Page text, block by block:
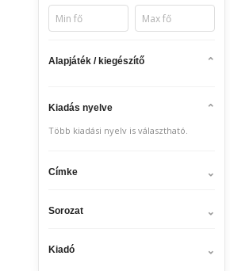
Alapjáték / kiegészítő
Kiadás nyelve
Több kiadási nyelv is választható.
Címke
Sorozat
Kiadó